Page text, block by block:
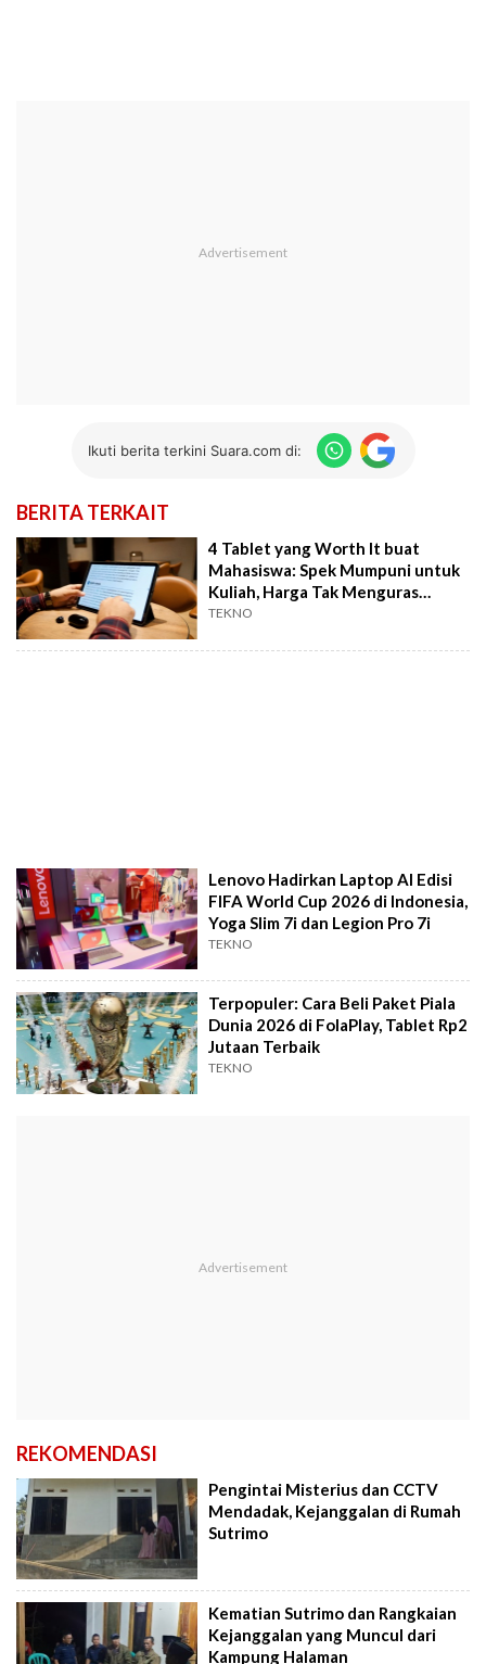
Ikuti berita terkini Suara.com di:
BERITA TERKAIT
4 Tablet yang Worth It buat
Mahasiswa: Spek Mumpuni untuk
Kuliah, Harga Tak Menguras
Tabungan
TEKNO
Lenovo Hadirkan Laptop AI Edisi
FIFA World Cup 2026 di Indonesia,
Yoga Slim 7i dan Legion Pro 7i
TEKNO
Terpopuler: Cara Beli Paket Piala
Dunia 2026 di FolaPlay, Tablet Rp2
Jutaan Terbaik
TEKNO
REKOMENDASI
Pengintai Misterius dan CCTV
Mendadak, Kejanggalan di Rumah
Sutrimo
Kematian Sutrimo dan Rangkaian
Kejanggalan yang Muncul dari
Kampung Halaman